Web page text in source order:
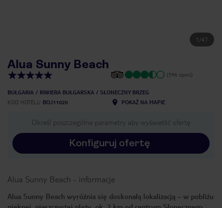
1 /47
Alua Sunny Beach
(396 opinii)
BUŁGARIA RIWIERA BUŁGARSKA
SŁONECZNY BRZEG
KOD HOTELU BOJ11020 POKAŻ NA MAPIE
Określ poszczególne parametry aby wyświetlić ofertę
Konfiguruj ofertę
Alua Sunny Beach - informacje
Alua Sunny Beach wyróżnia się doskonałą lokalizacją – w pobliżu